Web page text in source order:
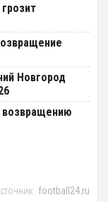
Новгород
возвращению
football24.ru